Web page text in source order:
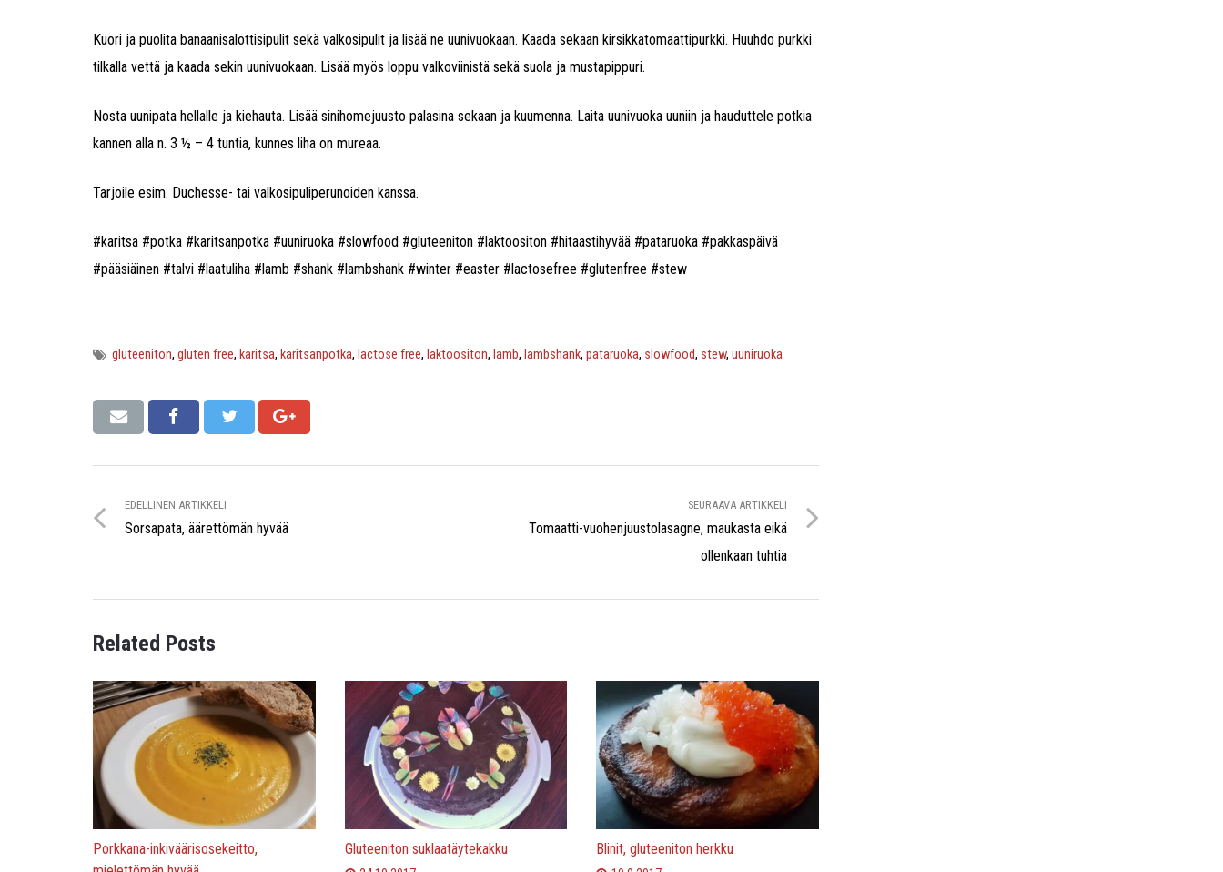
Kuori ja puolita banaanisalottisipulit sekä valkosipulit ja lisää ne uunivuokaan. Kaada sekaan kirsikkatomaattipurkki. Huuhdo purkki
tilkalla vettä ja kaada sekin uunivuokaan. Lisää myös loppu valkoviinistä sekä suola ja mustapippuri.
Nosta uunipata hellalle ja kiehauta. Lisää sinihomejuusto palasina sekaan ja kuumenna. Laita uunivuoka uuniin ja hauduttele potkia
kannen alla n. 3 ½ – 4 tuntia, kunnes liha on mureaa.
Tarjoile esim. Duchesse- tai valkosipuliperunoiden kanssa.
#karitsa #potka #karitsanpotka #uuniruoka #slowfood #gluteeniton #laktoositon #hitaastihyvää #pataruoka #pakkaspäivä
#pääsiäinen #talvi #laatuliha #lamb #shank #lambshank #winter #easter #lactosefree #glutenfree #stew
gluteeniton,gluten free, karitsa, karitsanpotka, lactose free, laktoositon, lamb, lambshank,pataruoka, slowfood, stew,uuniruoka
EDELLINEN ARTIKKELI
Sorsapata, äärettömän hyvää
SEURAAVA ARTIKKELI
Tomaatti-vuohenjuustolasagne, maukasta eikä
ollenkaan tuhtia
Related Posts
Porkkana-inkiväärisosekeitto,
Gluteeniton suklaatäytekakku Blinit, gluteeniton herkku